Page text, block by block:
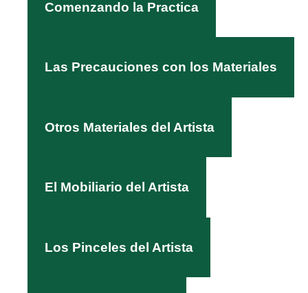
Comenzando la Practica
Las Precauciones con los Materiales
Otros Materiales del Artista
El Mobiliario del Artista
Los Pinceles del Artista